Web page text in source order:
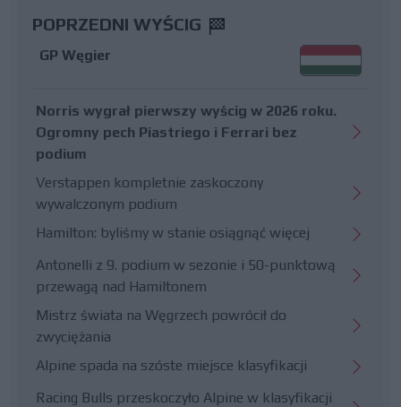
POPRZEDNI WYŚCIG
GP Węgier
Norris wygrał pierwszy wyścig w 2026 roku.
Ogromny pech Piastriego i Ferrari bez
podium
Verstappen kompletnie zaskoczony
wywalczonym podium
Hamilton: byliśmy w stanie osiągnąć więcej
Antonelli z 9. podium w sezonie i 50-punktową
przewagą nad Hamiltonem
Mistrz świata na Węgrzech powrócił do
zwyciężania
Alpine spada na szóste miejsce klasyfikacji
Racing Bulls przeskoczyło Alpine w klasyfikacji